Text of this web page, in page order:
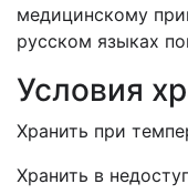
медицинскому
русском языках
Условия
Хранить при
Хранить в